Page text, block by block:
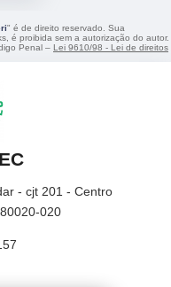
" é de direito reservado. Sua
é proibida sem a autorização do autor.
Penal – Lei 9610/98 - Lei de direitos
- cjt 201 - Centro
020